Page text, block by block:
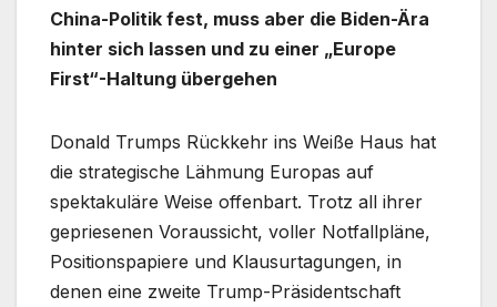
China-Politik fest, muss aber die Biden-Ära
hinter sich lassen und zu einer „Europe
First“-Haltung übergehen
Donald Trumps Rückkehr ins Weiße Haus hat
die strategische Lähmung Europas auf
spektakuläre Weise offenbart. Trotz all ihrer
gepriesenen Voraussicht, voller Notfallpläne,
Positionspapiere und Klausurtagungen, in
denen eine zweite Trump-Präsidentschaft